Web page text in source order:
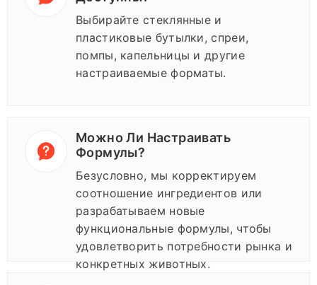
Выбирайте стеклянные и
пластиковые бутылки, спреи,
помпы, капельницы и другие
настраиваемые форматы.
Можно Ли Настраивать
Формулы?
Безусловно, мы корректируем
соотношение ингредиентов или
разрабатываем новые
функциональные формулы, чтобы
удовлетворить потребности рынка и
конкретных животных.